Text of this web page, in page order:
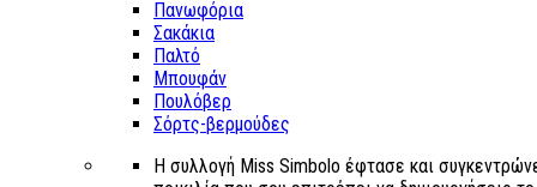
Πανωφόρια
Σακάκια
Παλτό
Μπουφάν
Πουλόβερ
Σόρτς-βερμούδες
Η συλλογή Miss Simbolo έφτασε και